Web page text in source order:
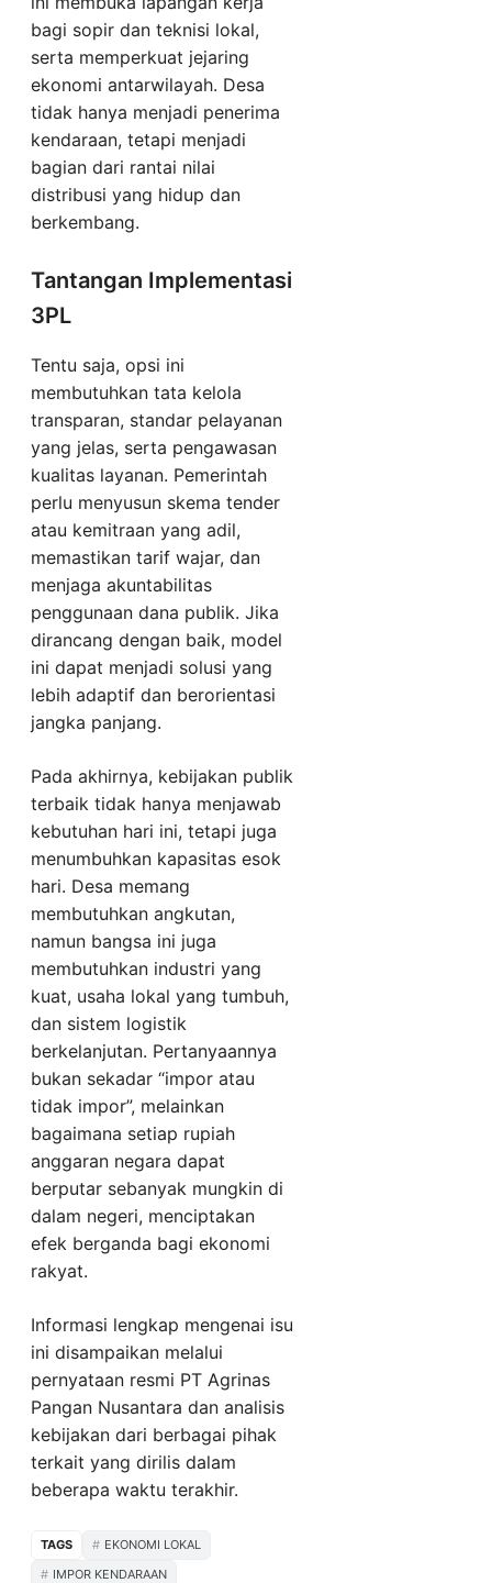
bagi sopir dan teknisi lokal,
serta memperkuat jejaring
ekonomi antarwilayah. Desa
tidak hanya menjadi penerima
kendaraan, tetapi menjadi
bagian dari rantai nilai
distribusi yang hidup dan
berkembang.
Tantangan Implementasi
3PL
Tentu saja, opsi ini
membutuhkan tata kelola
transparan, standar pelayanan
yang jelas, serta pengawasan
kualitas layanan. Pemerintah
perlu menyusun skema tender
atau kemitraan yang adil,
memastikan tarif wajar, dan
menjaga akuntabilitas
penggunaan dana publik. Jika
dirancang dengan baik, model
ini dapat menjadi solusi yang
lebih adaptif dan berorientasi
jangka panjang.
Pada akhirnya, kebijakan publik
terbaik tidak hanya menjawab
kebutuhan hari ini, tetapi juga
menumbuhkan kapasitas esok
hari. Desa memang
membutuhkan angkutan,
namun bangsa ini juga
membutuhkan industri yang
kuat, usaha lokal yang tumbuh,
dan sistem logistik
berkelanjutan. Pertanyaannya
bukan sekadar “impor atau
tidak impor”, melainkan
bagaimana setiap rupiah
anggaran negara dapat
berputar sebanyak mungkin di
dalam negeri, menciptakan
efek berganda bagi ekonomi
rakyat.
Informasi lengkap mengenai isu
ini disampaikan melalui
pernyataan resmi PT Agrinas
Pangan Nusantara dan analisis
kebijakan dari berbagai pihak
terkait yang dirilis dalam
beberapa waktu terakhir.
TAGS
EKONOMI LOKAL
IMPOR KENDARAAN